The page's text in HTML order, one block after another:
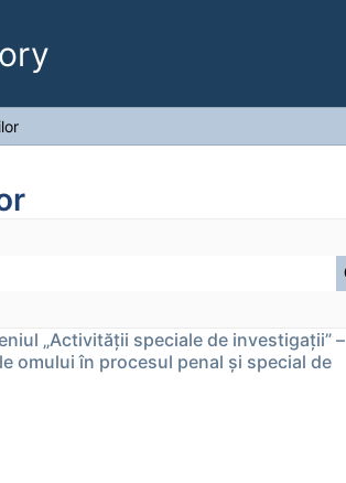
„Activității speciale de investigații” –
omului în procesul penal și special de